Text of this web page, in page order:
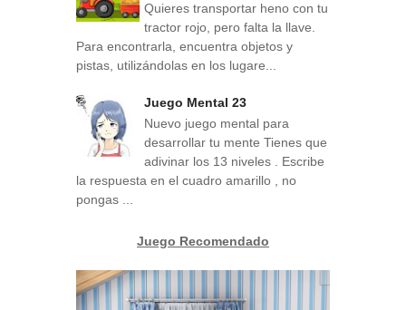
Quieres transportar heno con tu
tractor rojo, pero falta la llave.
Para encontrarla, encuentra objetos y
pistas, utilizándolas en los lugare...
Juego Mental 23
Nuevo juego mental para
desarrollar tu mente Tienes que
adivinar los 13 niveles . Escribe
la respuesta en el cuadro amarillo , no
pongas ...
Juego Recomendado